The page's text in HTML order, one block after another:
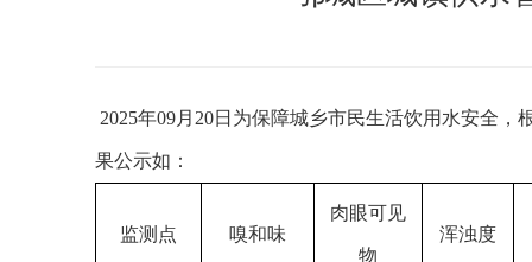
2025年09月 20日 为保障城乡市民生活饮用水安全，
果公示如：
监测点 嗅和味
肉眼可见
物
浑浊度